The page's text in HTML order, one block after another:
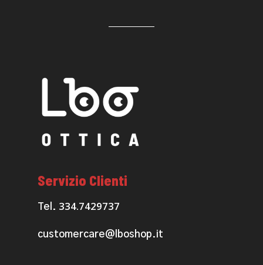
Servizio Clienti
Tel. 334.7429737
customercare@lboshop.it